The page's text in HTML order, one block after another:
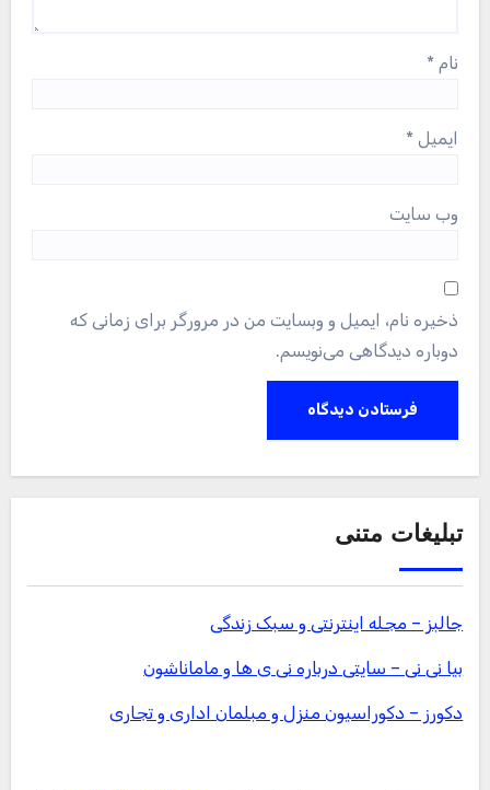
نام *
ایمیل *
وب‌ سایت
ذخیره نام، ایمیل و وبسایت من در مرورگر برای زمانی که
دوباره دیدگاهی می‌نویسم.
تبلیغات متنی
جالبز – مجله اینترنتی و سبک زندگی
بیا نی نی – سایتی درباره نی ی ها و ماماناشون
دکورز – دکوراسیون منزل و مبلمان اداری و تجاری